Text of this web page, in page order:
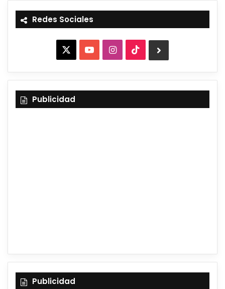
Redes Sociales
YouTubeInstagram
TikTok
Publicidad
Publicidad